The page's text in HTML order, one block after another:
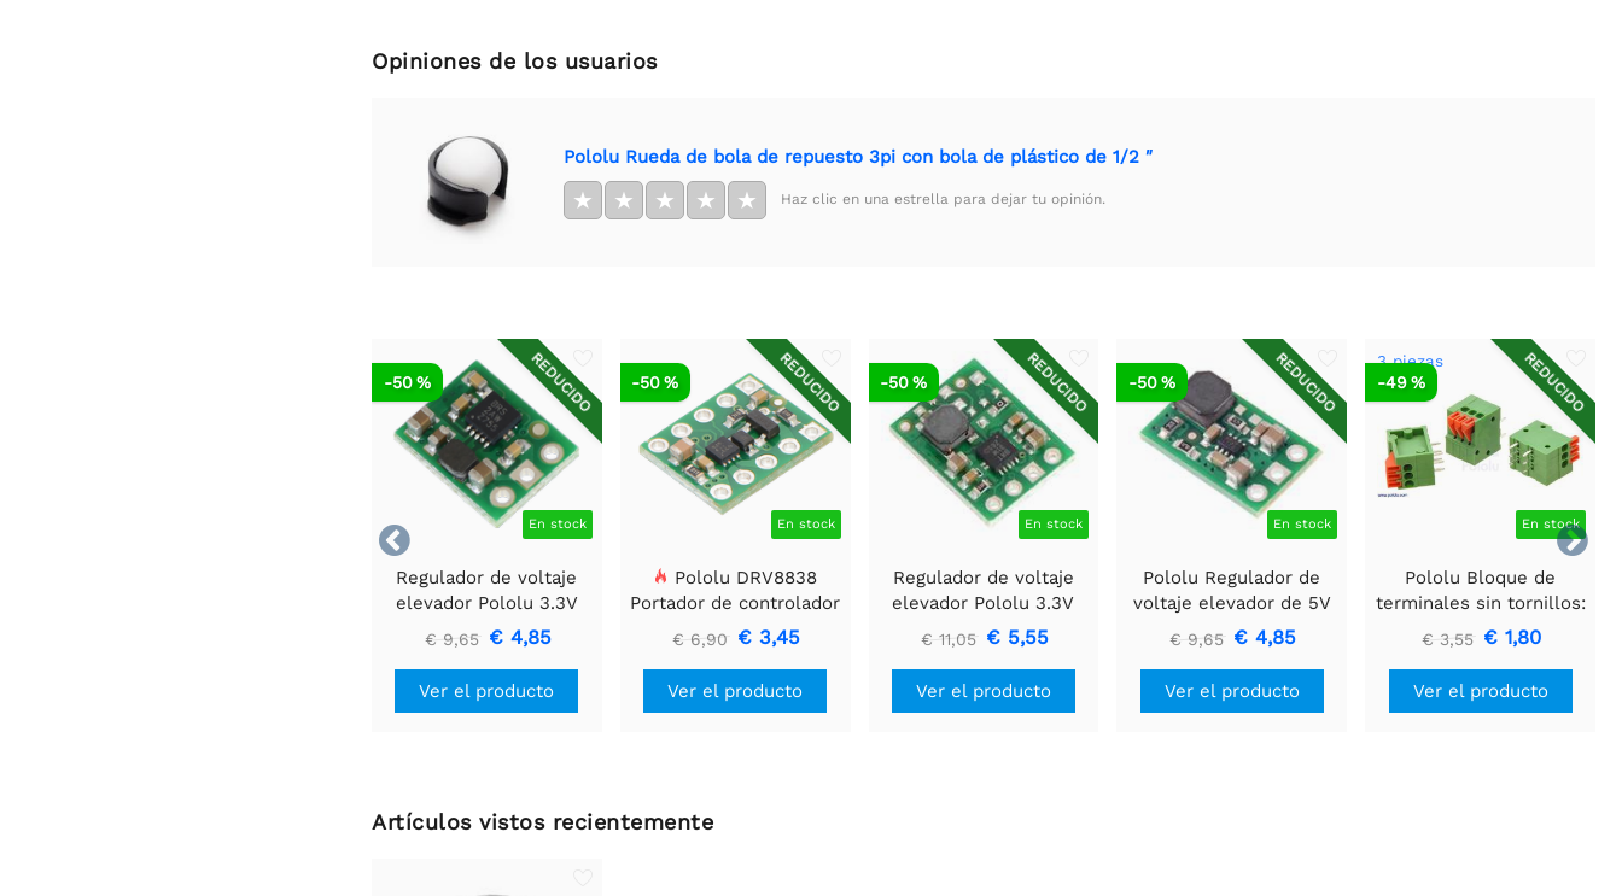
Opiniones de los usuarios
Pololu Rueda de bola de repuesto 3pi con bola de plástico de 1/2 ″
★ ★ ★ ★ ★ Haz clic en una estrella para dejar tu opinión.


REDUCIDO
En stock
-50 %
Regulador de voltaje
elevador Pololu 3.3V
U1V10F3
€ 9,65 € 4,85
Ver el producto
REDUCIDO
En stock
-50 %
Pololu DRV8838
Portador de controlador
de motor DC cepillado
€ 6,90 € 3,45
Ver el producto
REDUCIDO
En stock
-50 %
Regulador de voltaje
elevador Pololu 3.3V
U1V11F3
€ 11,05 € 5,55
Ver el producto
REDUCIDO
En stock
-50 %
Pololu Regulador de
voltaje elevador de 5V
U3V16F5
€ 9,65 € 4,85
Ver el producto
REDUCIDO
3 piezas
En stock
-49 %
Pololu Bloque de
terminales sin tornillos:
3 pines, paso de 0,1″,
entrada lateral (paquete
de 3)
€ 3,55 € 1,80
Ver el producto
Artículos vistos recientemente